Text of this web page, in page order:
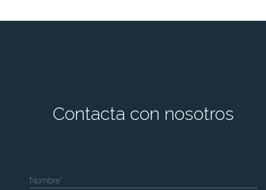
Contacta con nosotros
Nombre*